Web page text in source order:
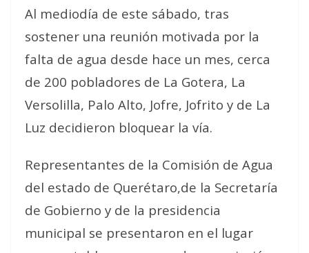
Al mediodía de este sábado, tras
sostener una reunión motivada por la
falta de agua desde hace un mes, cerca
de 200 pobladores de La Gotera, La
Versolilla, Palo Alto, Jofre, Jofrito y de La
Luz decidieron bloquear la vía.
Representantes de la Comisión de Agua
del estado de Querétaro,de la Secretaría
de Gobierno y de la presidencia
municipal se presentaron en el lugar